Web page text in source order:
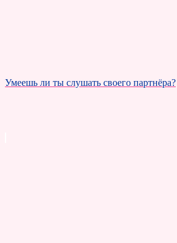
Умеешь ли ты слушать своего партнёра?